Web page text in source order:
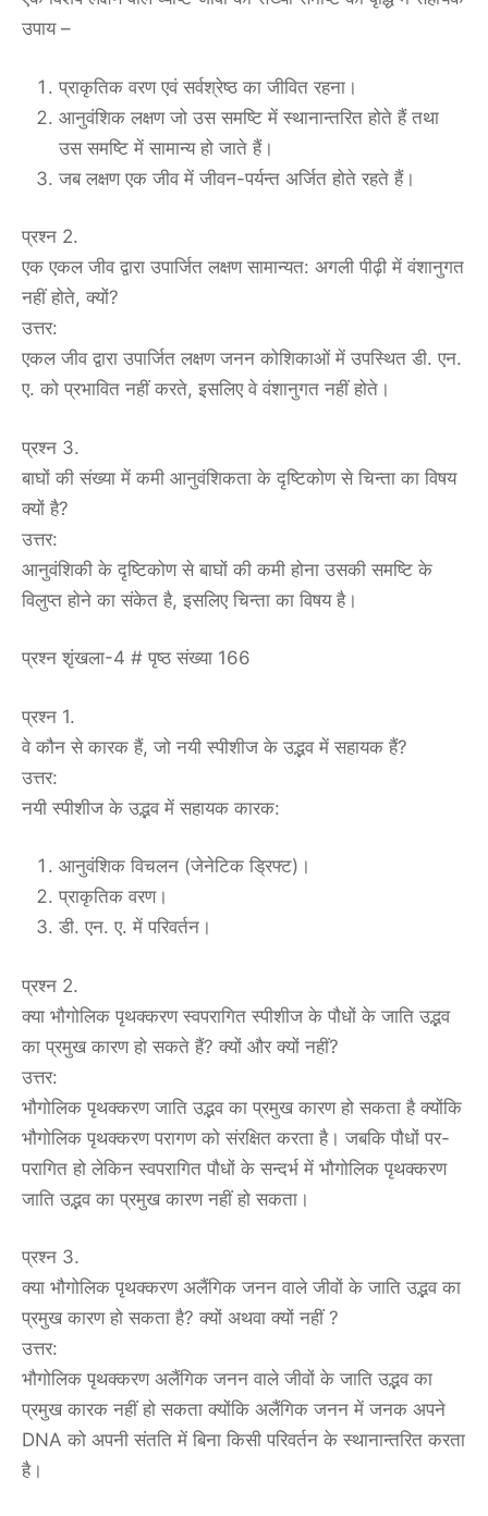
उपाय –
प्राकृतिक वरण एवं सर्वश्रेष्ठ का जीवित रहना।
आनुवंशिक लक्षण जो उस समष्टि में स्थानान्तरित होते हैं तथा
उस समष्टि में सामान्य हो जाते हैं।
जब लक्षण एक जीव में जीवन-पर्यन्त अर्जित होते रहते हैं।
प्रश्न 2.
एक एकल जीव द्वारा उपार्जित लक्षण सामान्यत: अगली पीढ़ी में वंशानुगत
नहीं होते, क्यों?
उत्तर:
एकल जीव द्वारा उपार्जित लक्षण जनन कोशिकाओं में उपस्थित डी. एन.
ए. को प्रभावित नहीं करते, इसलिए वे वंशानुगत नहीं होते।
प्रश्न 3.
बाघों की संख्या में कमी आनुवंशिकता के दृष्टिकोण से चिन्ता का विषय
क्यों है?
उत्तर:
आनुवंशिकी के दृष्टिकोण से बाघों की कमी होना उसकी समष्टि के
विलुप्त होने का संकेत है, इसलिए चिन्ता का विषय है।
प्रश्न शृंखला-4 # पृष्ठ संख्या 166
प्रश्न 1.
वे कौन से कारक हैं, जो नयी स्पीशीज के उद्भव में सहायक हैं?
उत्तर:
नयी स्पीशीज के उद्भव में सहायक कारक:
आनुवंशिक विचलन (जेनेटिक ड्रिफ्ट)।
प्राकृतिक वरण।
डी. एन. ए. में परिवर्तन।
प्रश्न 2.
क्या भौगोलिक पृथक्करण स्वपरागित स्पीशीज के पौधों के जाति उद्भव
का प्रमुख कारण हो सकते हैं? क्यों और क्यों नहीं?
उत्तर:
भौगोलिक पृथक्करण जाति उद्भव का प्रमुख कारण हो सकता है क्योंकि
भौगोलिक पृथक्करण परागण को संरक्षित करता है। जबकि पौधों पर-
परागित हो लेकिन स्वपरागित पौधों के सन्दर्भ में भौगोलिक पृथक्करण
जाति उद्भव का प्रमुख कारण नहीं हो सकता।
प्रश्न 3.
क्या भौगोलिक पृथक्करण अलैंगिक जनन वाले जीवों के जाति उद्भव का
प्रमुख कारण हो सकता है? क्यों अथवा क्यों नहीं ?
उत्तर:
भौगोलिक पृथक्करण अलैंगिक जनन वाले जीवों के जाति उद्भव का
प्रमुख कारक नहीं हो सकता क्योंकि अलैंगिक जनन में जनक अपने
DNA को अपनी संतति में बिना किसी परिवर्तन के स्थानान्तरित करता
है।